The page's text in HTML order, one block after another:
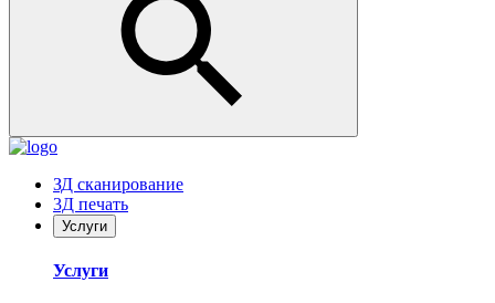
ЗД сканирование
3Д печать
Услуги
Услуги